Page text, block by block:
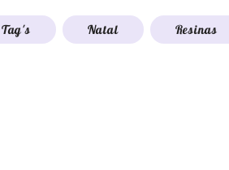
Tag's Natal Resinas